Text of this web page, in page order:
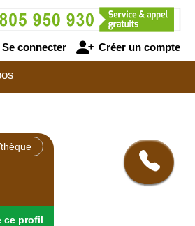
Se connecter Créer un compte
ce profil